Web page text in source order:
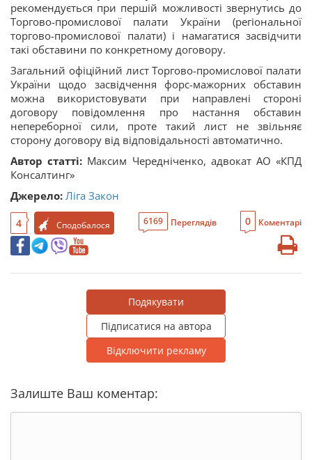
рекомендується при першій можливості звернутись до
Торгово-промислової палати України (регіональної
торгово-промислової палати) і намагатися засвідчити
такі обставини по конкретному договору.
Загальний офіційний лист Торгово-промислової палати
України щодо засвідчення форс-мажорних обставин
можна використовувати при направлені стороні
договору повідомлення про настання обставин
непереборної сили, проте такий лист не звільняє
сторону договору від відповідальності автоматично.
Автор статті: Максим Чередніченко, адвокат АО «КПД
Консалтинг»
Джерело: Ліга Закон
4 Сподобалося 6169 Переглядів 0 Коментарі
Подякувати
Підписатися на автора
Відключити рекламу
Залиште Ваш коментар: